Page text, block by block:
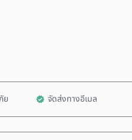
ย จัดส่งทางอีเมล